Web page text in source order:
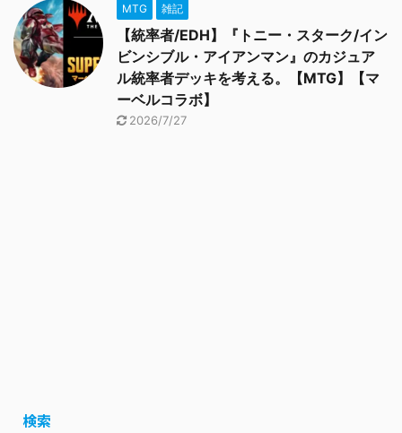
MTG 雑記
【統率者/EDH】『トニー・スターク/イン
ビンシブル・アイアンマン』のカジュア
ル統率者デッキを考える。【MTG】【マ
ーベルコラボ】
2026/7/27
検索